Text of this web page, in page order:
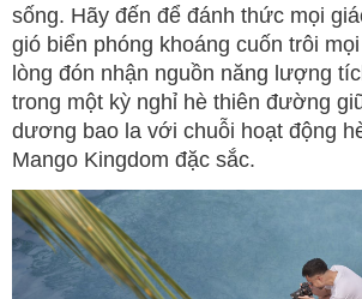
sống. Hãy đến để đánh thức mọi
gió biển phóng khoáng cuốn trôi
lòng đón nhận nguồn năng lượng
trong một kỳ nghỉ hè thiên đường
dương bao la với chuỗi hoạt động
Mango Kingdom đặc sắc.